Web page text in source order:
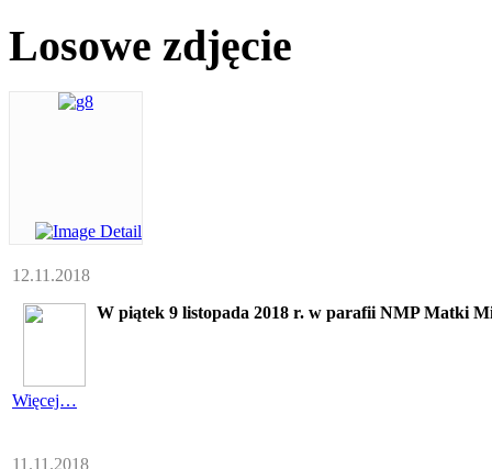
Losowe zdjęcie
12.11.2018
W piątek 9 listopada 2018 r. w parafii NMP Matki
Więcej…
11.11.2018